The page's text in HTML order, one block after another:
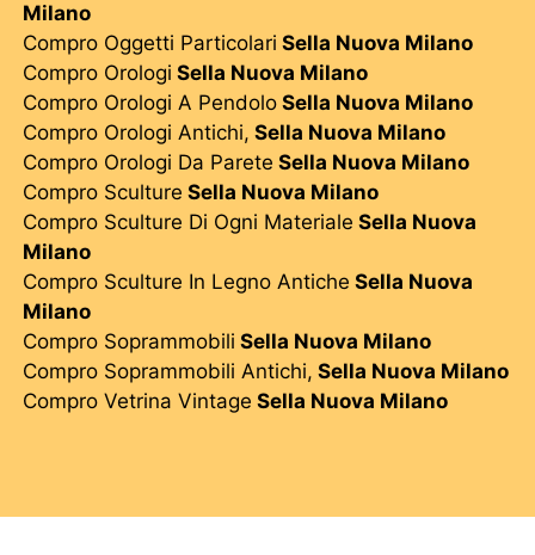
Milano
Compro Oggetti Particolari Sella Nuova Milano
Compro Orologi Sella Nuova Milano
Compro Orologi A Pendolo Sella Nuova Milano
Compro Orologi Antichi, Sella Nuova Milano
Compro Orologi Da Parete Sella Nuova Milano
Compro Sculture Sella Nuova Milano
Compro Sculture Di Ogni Materiale Sella Nuova
Milano
Compro Sculture In Legno Antiche Sella Nuova
Milano
Compro Soprammobili Sella Nuova Milano
Compro Soprammobili Antichi, Sella Nuova Milano
Compro Vetrina Vintage Sella Nuova Milano